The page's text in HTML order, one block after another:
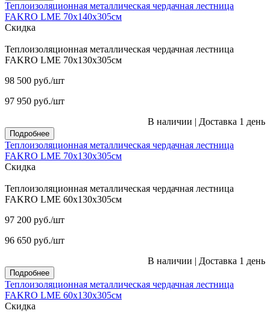
Теплоизоляционная металлическая чердачная лестница
FAKRO LME 70х140х305см
Скидка
Теплоизоляционная металлическая чердачная лестница
FAKRO LME 70х130х305см
98 500 руб./шт
97 950 руб./шт
В наличии | Доставка 1 день
Подробнее
Теплоизоляционная металлическая чердачная лестница
FAKRO LME 70х130х305см
Скидка
Теплоизоляционная металлическая чердачная лестница
FAKRO LME 60х130х305см
97 200 руб./шт
96 650 руб./шт
В наличии | Доставка 1 день
Подробнее
Теплоизоляционная металлическая чердачная лестница
FAKRO LME 60х130х305см
Скидка